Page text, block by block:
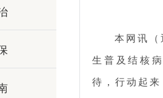
本网讯
生普及结核
待，行动起